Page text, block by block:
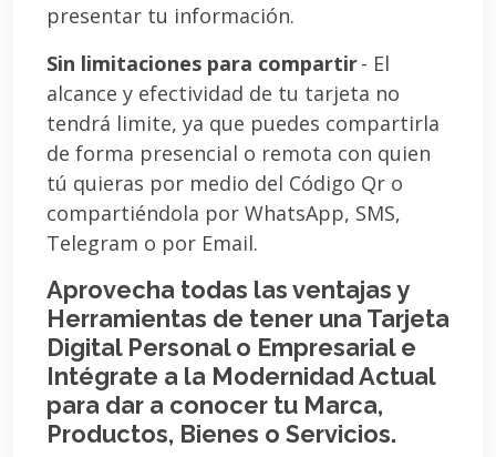
presentar tu información.
Sin limitaciones para compartir- El
alcance y efectividad de tu tarjeta no
tendrá limite, ya que puedes compartirla
de forma presencial o remota con quien
tú quieras por medio del Código Qr o
compartiéndola por WhatsApp, SMS,
Telegram o por Email.
Aprovecha todas las ventajas y
Herramientas de tener una Tarjeta
Digital Personal o Empresarial e
Intégrate a la Modernidad Actual
para dar a conocer tu Marca,
Productos, Bienes o Servicios.